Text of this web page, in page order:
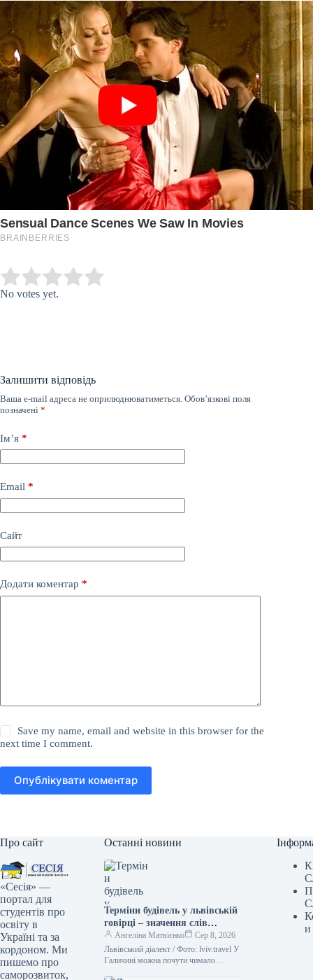
Rate this item:
No votes yet.
Залишити відповідь
Ваша e-mail адреса не оприлюднюватиметься. Обов’язкові поля
позначені *
Ім’я *
Email *
Сайт
Додати коментар *
Save my name, email and website in this browser for the
next time I comment.
Опублікувати коментар
Про сайт
«Сесія» —
портал для
студентів про
освіту в
Україні та за
кордоном. Ми
пишемо про
саморозвиток,
Останні новини
Терміни будівель у львівській
говірці – значення слів
“двірець”, “креденс”,
“кнайпа”
Ангеліна Матвієнко
Сер 8, 2026
Львівський діалект / Фото: lviv.travel У
Галичині можна почути чимало
и